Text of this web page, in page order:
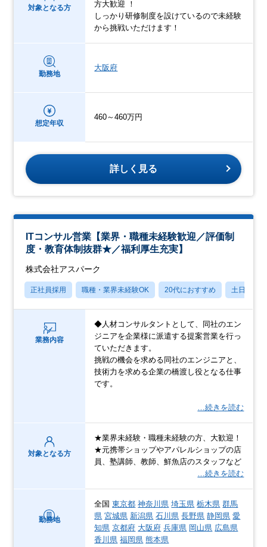
対象となる方
方大歓迎 ！
しっかり研修制度を設けているので未経験
から挑戦いただけます！
勤務地
大阪府
想定年収
460～460万円
詳しく見る
ITコンサル営業【業界・職種未経験歓迎／評価制
度・教育体制抜群★／福利厚生充実】
株式会社アスパーク
正社員採用 職種・業界未経験OK 20代におすすめ 土日祝休み
業務内容
◆人材コンサルタントとして、同社のエン
ジニアを企業様に派遣する提案営業を行っ
ていただきます。
挑戦の機会を求める同社のエンジニアと、
技術力を求める企業の橋渡し役となる仕事
です。
…続きを読む
対象となる方
★業界未経験・職種未経験の方、大歓迎！
★元携帯ショップやアパレルショップの店
員、塾講師、教師、鮮魚店のスタッフなど
…続きを読む
勤務地
全国東京都 神奈川県 埼玉県 栃木県 群馬
県 宮城県 新潟県 石川県 長野県 静岡県 愛
知県 京都府 大阪府 兵庫県 岡山県 広島県
香川県 福岡県 熊本県